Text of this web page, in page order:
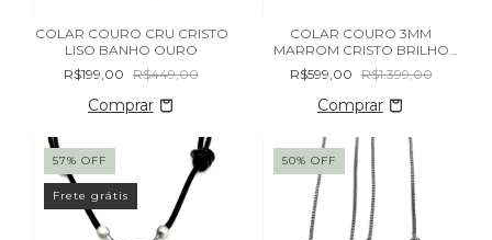
COLAR COURO CRU CRISTO
LISO BANHO OURO
R$199,00 R$449,00
COLAR COURO 3MM
MARROM CRISTO BRILHO
PRATA MACIÇA 925
R$599,00 R$1.399,00
57% OFF
Frete grátis
50% OFF